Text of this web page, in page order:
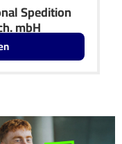
Spedition
mbH